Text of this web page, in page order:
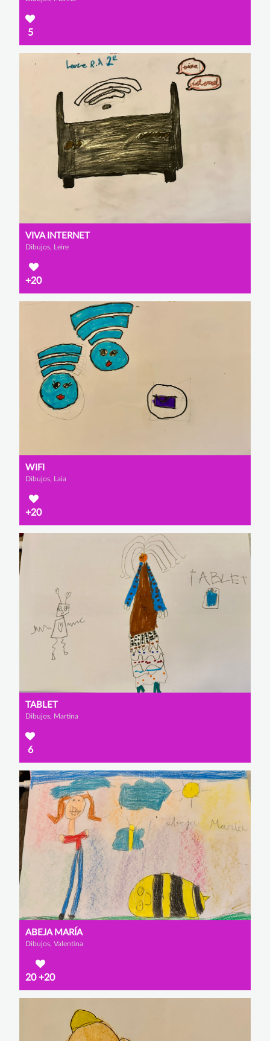
5
VIVA INTERNET
Dibujos, Leire
+20
WIFI
Dibujos, Laia
+20
TABLET
Dibujos, Martina
6
ABEJA MARÍA
Dibujos, Valentina
20+20